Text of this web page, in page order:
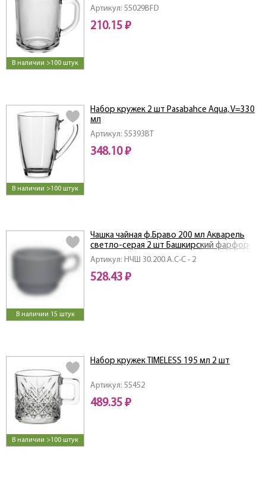
В наличии >100 штук
Артикул: 55029BFD
210.15 ₽
В наличии >100 штук
Артикул: 55393BT
Набор кружек 2 шт Pasabahce Aqua, V=330
мл
348.10 ₽
В наличии 15 штук
Артикул: НЧШ 30.200.А.С-С - 2
Чашка чайная ф.Браво 200 мл Акварель
светло-серая 2 шт Башкирский фарфор
528.43 ₽
В наличии >100 штук
Артикул: 55452
Набор кружек TIMELESS 195 мл 2 шт
489.35 ₽